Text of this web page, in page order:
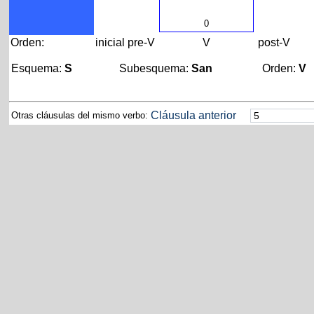
0
Orden: inicial pre-V V post-V
Esquema: S Subesquema:San Orden:V
Otras cláusulas del mismo verbo: Cláusula anterior